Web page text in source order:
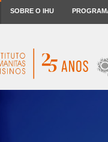
SOBRE O IHU